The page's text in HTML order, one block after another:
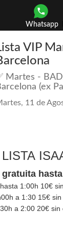
Whatsapp
VIP
Martes -
(ex
11 de
LISTA
1:00h 10€
a 1:30 15€ sin
a 2:00 20€ sin